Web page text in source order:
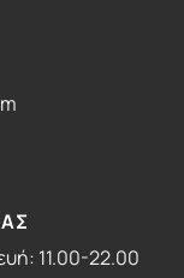
11.00-22.00